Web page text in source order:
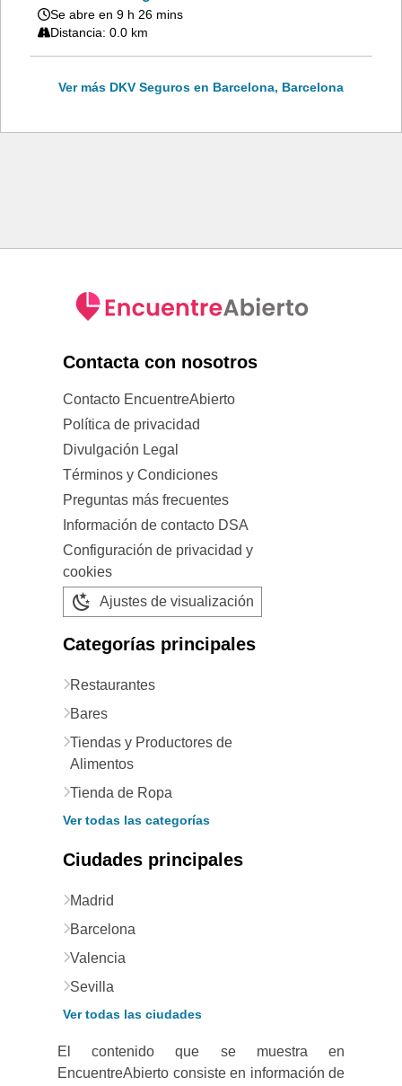
Se abre en 9 h 26 mins
Distancia: 0.0 km
Ver más DKV Seguros en Barcelona, Barcelona
Contacta con nosotros
Contacto EncuentreAbierto
Política de privacidad
Divulgación Legal
Términos y Condiciones
Preguntas más frecuentes
Información de contacto DSA
Configuración de privacidad y
cookies
Ajustes de visualización
Categorías principales
Restaurantes
Bares
Tiendas y Productores de
Alimentos
Tienda de Ropa
Ver todas las categorías
Ciudades principales
Madrid
Barcelona
Valencia
Sevilla
Ver todas las ciudades
El contenido que se muestra en
EncuentreAbierto consiste en información de